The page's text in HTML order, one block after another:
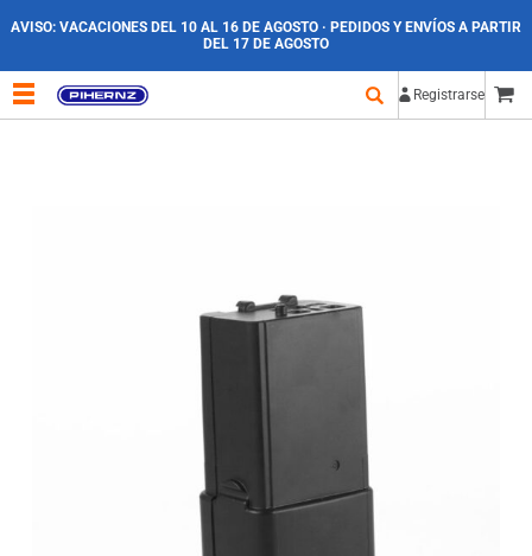
AVISO: VACACIONES DEL 10 AL 16 DE AGOSTO · PEDIDOS Y ENVÍOS A PARTIR
DEL 17 DE AGOSTO
Registrarse